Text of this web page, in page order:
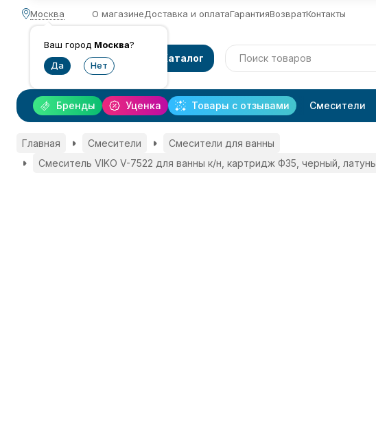
Москва
Ваш город Москва?
О магазинеДоставка и оплатаГарантияВозвратКонтакты
Каталог
Уценка Товары с отзывами
Бренды Смесители
Главная Смесители
Смесители для ванны
Смеситель VIKO V-7522 для ванны к/н, картридж Ф35, черный, латунь